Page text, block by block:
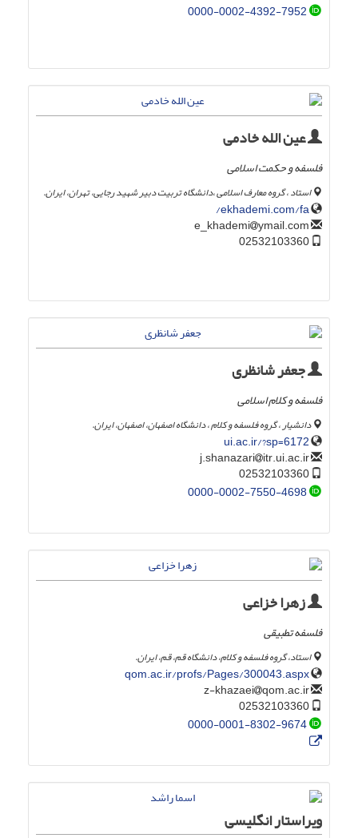
0000-0002-4392-7952
عین الله خادمی
فلسفه و حکمت اسلامی
استاد ، گروه معارف اسلامی ،دانشگاه تربیت دبیر شهید رجایی، تهران، ایران.
ekhademi.com/fa/
ymail.com
جعفر شانظری
فلسفه و کلام اسلامی
دانشیار ، گروه فلسفه و کلام ، دانشگاه اصفهان، اصفهان، ایران.
ui.ac.ir/?sp=6172
itr.ui.ac.ir
0000-0002-7550-4698
زهرا خزاعی
فلسفه تطبیقی
استاد، گروه فلسفه و کلام، دانشگاه قم، قم، ایران.
qom.ac.ir/profs/Pages/300043.aspx
qom.ac.ir
0000-0001-8302-9674
ویراستار انگلیسی